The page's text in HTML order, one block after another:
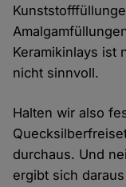
Keramikinlays ist
nicht sinnvoll.
Halten wir also
durchaus. Und
ergibt sich